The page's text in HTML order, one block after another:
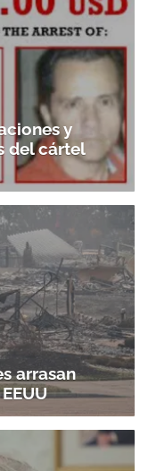
y
del cártel
arrasan